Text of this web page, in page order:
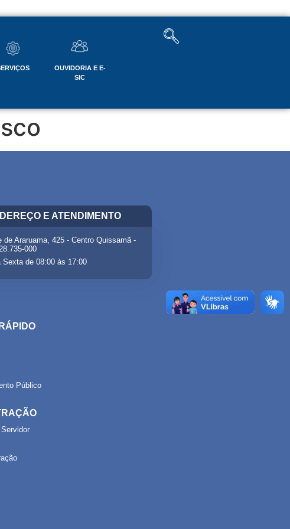
OUVIDORIA E E-
SIC
E ATENDIMENTO
de Araruama, 425 - Centro Quissamã -
000
Sexta de 08:00 às 17:00
Público